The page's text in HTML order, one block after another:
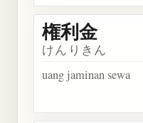
権利金
けんりきん
uang jaminan sewa